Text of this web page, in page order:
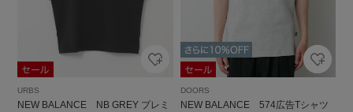
URBS
NEW BALANCE NB GREY プレミ
DOORS
NEW BALANCE 574広告Tシャツ